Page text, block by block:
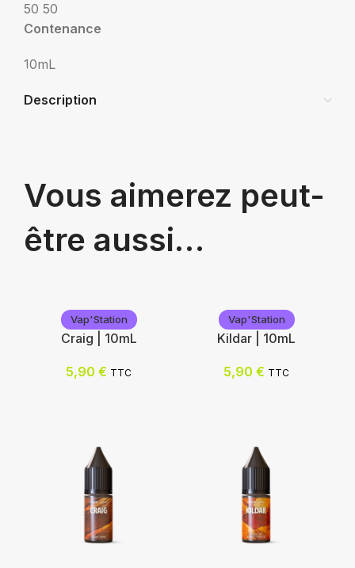
50 50
Contenance
10mL
Description
Vous aimerez peut-
être aussi…
Vap'Station
Craig | 10mL
5,90 € TTC
Vap'Station
Kildar | 10mL
5,90 € TTC